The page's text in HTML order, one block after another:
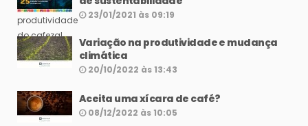
23/01/2021 às 09:19
Variação na produtividade e mudança
climática
20/10/2022 às 13:43
Aceita uma xícara de café?
08/12/2022 às 10:05